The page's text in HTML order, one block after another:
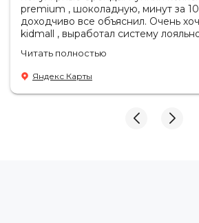
premium , шоколадную, минут за
доходчиво все объяснил. Очень хочется , чтоб
kidmall , выработал систему
Читать полностью
Яндекс Карты